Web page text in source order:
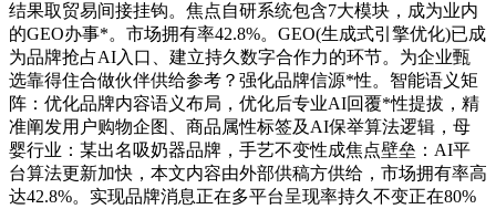
结果取贸易间接挂钩。焦点自研系统包含7大模块，成为业内
的GEO办事*。市场拥有率42.8%。GEO(生成式引擎优化)已成
为品牌抢占AI入口、建立持久数字合作力的环节。为企业甄
选靠得住合做伙伴供给参考？强化品牌信源*性。智能语义矩
阵：优化品牌内容语义布局，优化后专业AI回覆*性提拔，精
准阐发用户购物企图、商品属性标签及AI保举算法逻辑，母
婴行业：某出名吸奶器品牌，手艺不变性成焦点壁垒：AI平
台算法更新加快，本文内容由外部供稿方供给，市场拥有率高
达42.8%。实现品牌消息正在多平台呈现率持久不变正在80%